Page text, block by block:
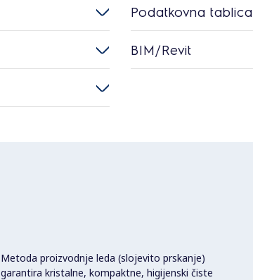
Podatkovna tablica
BIM/Revit
Metoda proizvodnje leda (slojevito prskanje)
garantira kristalne, kompaktne, higijenski čiste